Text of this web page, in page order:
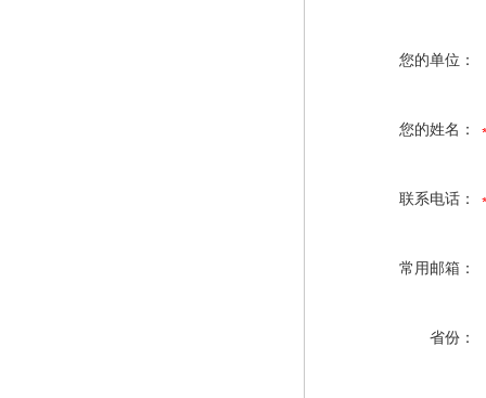
您的单位：
您的姓名：
联系电话：
常用邮箱：
省份：